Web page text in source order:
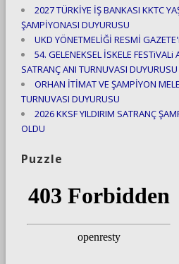
2027 TÜRKİYE İŞ BANKASI KKTC
ŞAMPİYONASI DUYURUSU
UKD YÖNETMELİĞİ RESMİ
54. GELENEKSEL İSKELE FESTiVALi
SATRANÇ ANI TURNUVASI DUYURUSU
ORHAN İTİMAT VE ŞAMPİYON
TURNUVASI DUYURUSU
2026 KKSF YILDIRIM SATRANÇ
OLDU
Puzzle